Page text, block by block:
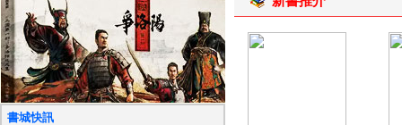
書城快訊